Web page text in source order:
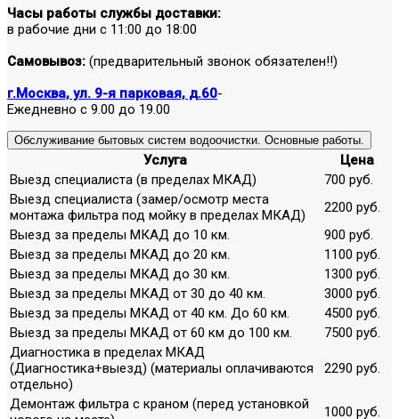
Часы работы службы доставки:
в рабочие дни с 11:00 до 18:00
Самовывоз: (предварительный звонок обязателен!!)
г.Москва, ул. 9-я парковая, д.60-
Ежедневно с 9.00 до 19.00
Обслуживание бытовых систем водоочистки. Основные работы.
Услуга
Цена
Выезд специалиста (в пределах МКАД)
700 руб.
Выезд специалиста (замер/осмотр места
монтажа фильтра под мойку в пределах МКАД)
2200 руб.
Выезд за пределы МКАД до 10 км.
900 руб.
Выезд за пределы МКАД до 20 км.
1100 руб.
Выезд за пределы МКАД до 30 км.
1300 руб.
Выезд за пределы МКАД от 30 до 40 км.
3000 руб.
Выезд за пределы МКАД от 40 км. До 60 км.
4500 руб.
Выезд за пределы МКАД от 60 км до 100 км.
7500 руб.
Диагностика в пределах МКАД
(Диагностика+выезд) (материалы оплачиваются
отдельно)
2290 руб.
Демонтаж фильтра с краном (перед установкой
1000 руб.